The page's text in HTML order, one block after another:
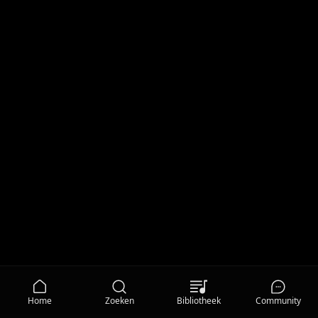
Home Zoeken Bibliotheek Community